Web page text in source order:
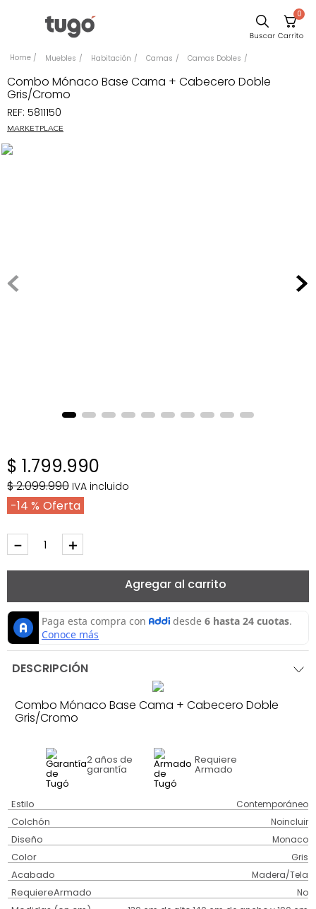
0
Muebles Habitación Camas Camas Dobles
Combo Mónaco Base Cama + Cabecero Doble
Gris/Cromo
REF: 5811150
MARKETPLACE
$ 1.799.990
$2.099.990 IVA incluido
14 %
＋
－
Agregar al carrito
DESCRIPCIÓN
Combo Mónaco Base Cama + Cabecero Doble
Gris/Cromo
2 años de
garantía
Requiere
Armado
Estilo Contemporáneo
Colchón Noincluir
Diseño Monaco
Color Gris
Acabado Madera/Tela
RequiereArmado No
Comedor
Silla
Escritorio